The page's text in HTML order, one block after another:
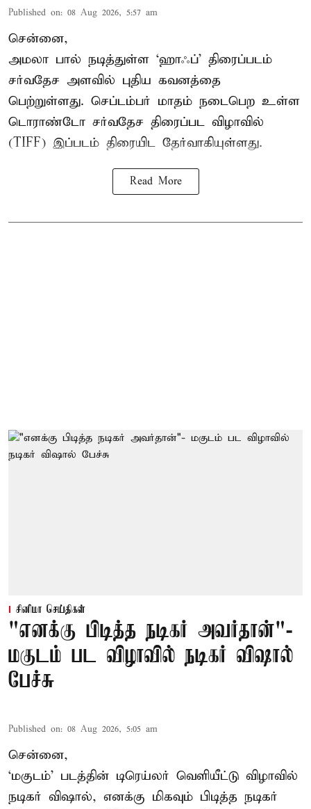
Published on: 08 Aug 2026, 5:57 am
சென்னை,
அமலா பால் நடித்துள்ள ‘ஹாஃப்’ திரைப்படம்
சர்வதேச அளவில் புதிய கவனத்தை
பெற்றுள்ளது. செப்டம்பர் மாதம் நடைபெற உள்ள
டொராண்டோ சர்வதேச திரைப்பட விழாவில்
(TIFF) இப்படம் திரையிட தேர்வாகியுள்ளது.
Read More
சினிமா செய்திகள்
"எனக்கு பிடித்த நடிகர் அவர்தான்"-
மகுடம் பட விழாவில் நடிகர் விஷால்
பேச்சு
Published on: 08 Aug 2026, 5:05 am
சென்னை,
‘மகுடம்’ படத்தின் டிரெய்லர் வெளியீட்டு விழாவில்
நடிகர் விஷால், எனக்கு மிகவும் பிடித்த நடிகர்